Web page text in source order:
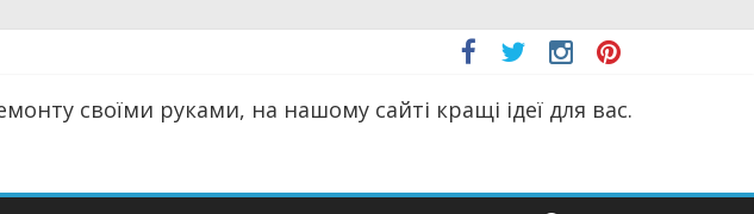
своїми руками, на нашому сайті кращі ідеї для вас.